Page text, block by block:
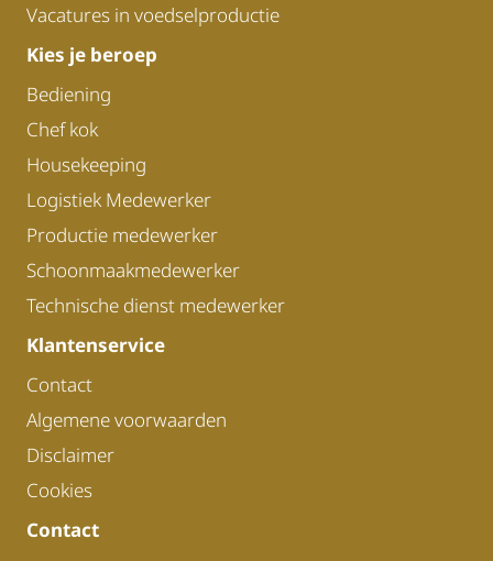
Vacatures in voedselproductie
Kies je beroep
Bediening
Chef kok
Housekeeping
Logistiek Medewerker
Productie medewerker
Schoonmaakmedewerker
Technische dienst medewerker
Klantenservice
Contact
Algemene voorwaarden
Disclaimer
Cookies
Contact